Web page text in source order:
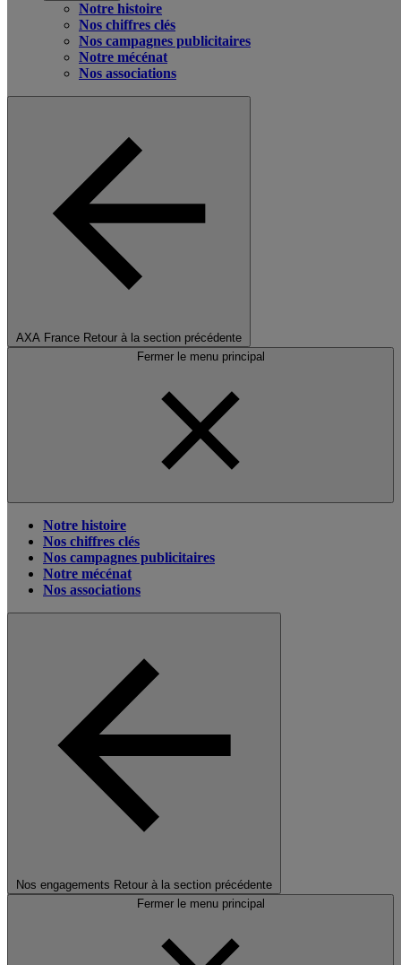
Notre histoire
Nos chiffres clés
Nos campagnes publicitaires
Notre mécénat
Nos associations
AXA France Retour à la section précédente
Fermer le menu principal
Notre histoire
Nos chiffres clés
Nos campagnes publicitaires
Notre mécénat
Nos associations
Nos engagements Retour à la section précédente
Fermer le menu principal